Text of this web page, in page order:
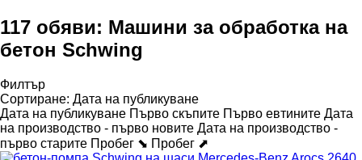
117 обяви: Машини за обработка на
бетон Schwing
Филтър
Сортиране: Дата на публикуване
Дата на публикуване Първо скъпите Първо евтините Дата
на производство - първо новите Дата на производство -
първо старите Пробег ⬊ Пробег ⬈